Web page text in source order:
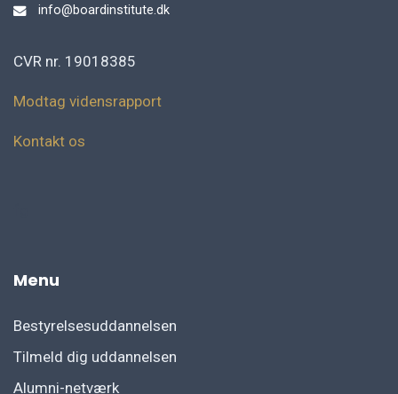
info@boardinstitute.dk
CVR nr. 19018385
Modtag vidensrapport
Kontakt os
Menu
Bestyrelsesuddannelsen
Tilmeld dig uddannelsen
Alumni-netværk